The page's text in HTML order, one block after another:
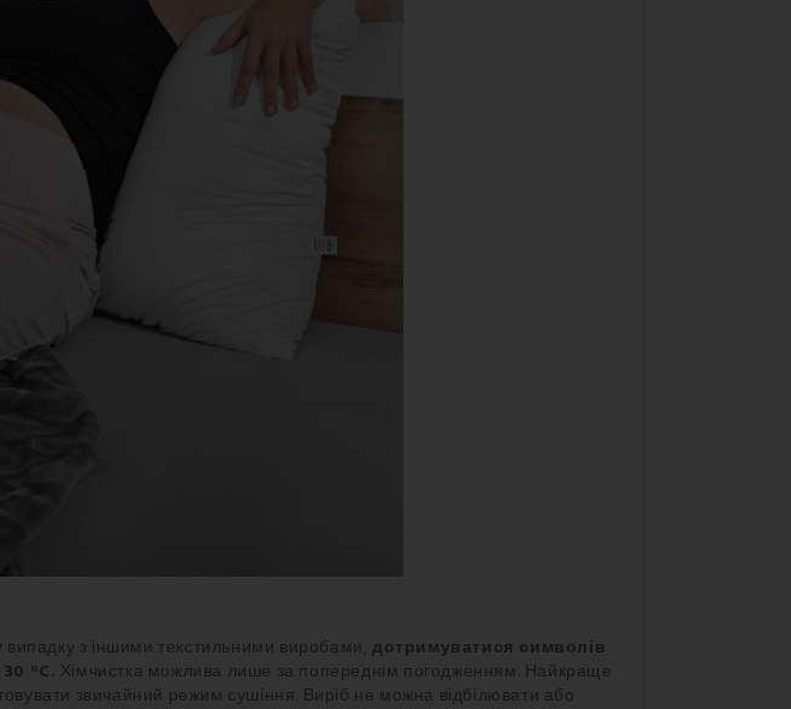
з іншими текстильними виробами, дотримуватися символів
°C. Хімчистка можлива лише за попереднім погодженням. Найкраще
звичайний режим сушіння. Виріб не можна відбілювати або